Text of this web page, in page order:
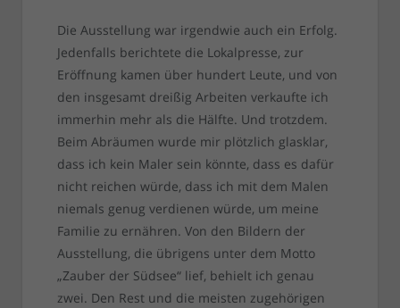
Die Ausstellung war irgendwie auch ein Erfolg.
Jedenfalls berichtete die Lokalpresse, zur
Eröffnung kamen über hundert Leute, und von
den insgesamt dreißig Arbeiten verkaufte ich
immerhin mehr als die Hälfte. Und trotzdem.
Beim Abräumen wurde mir plötzlich glasklar,
dass ich kein Maler sein könnte, dass es dafür
nicht reichen würde, dass ich mit dem Malen
niemals genug verdienen würde, um meine
Familie zu ernähren. Von den Bildern der
Ausstellung, die übrigens unter dem Motto
„Zauber der Südsee“ lief, behielt ich genau
zwei. Den Rest und die meisten zugehörigen